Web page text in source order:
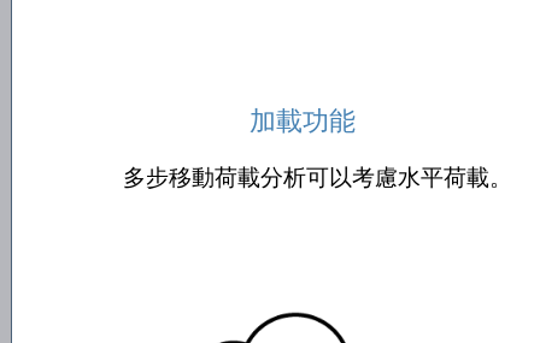
加載功能
多步移動荷載分析可以考慮水平荷載。